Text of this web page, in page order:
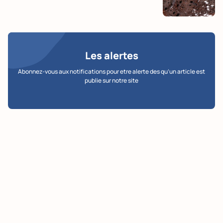
Les alertes
Abonnez-vous aux notifications pour etre alerte des qu’un article est
publie sur notre site